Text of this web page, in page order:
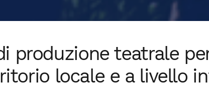
produzione teatrale
locale e a livello